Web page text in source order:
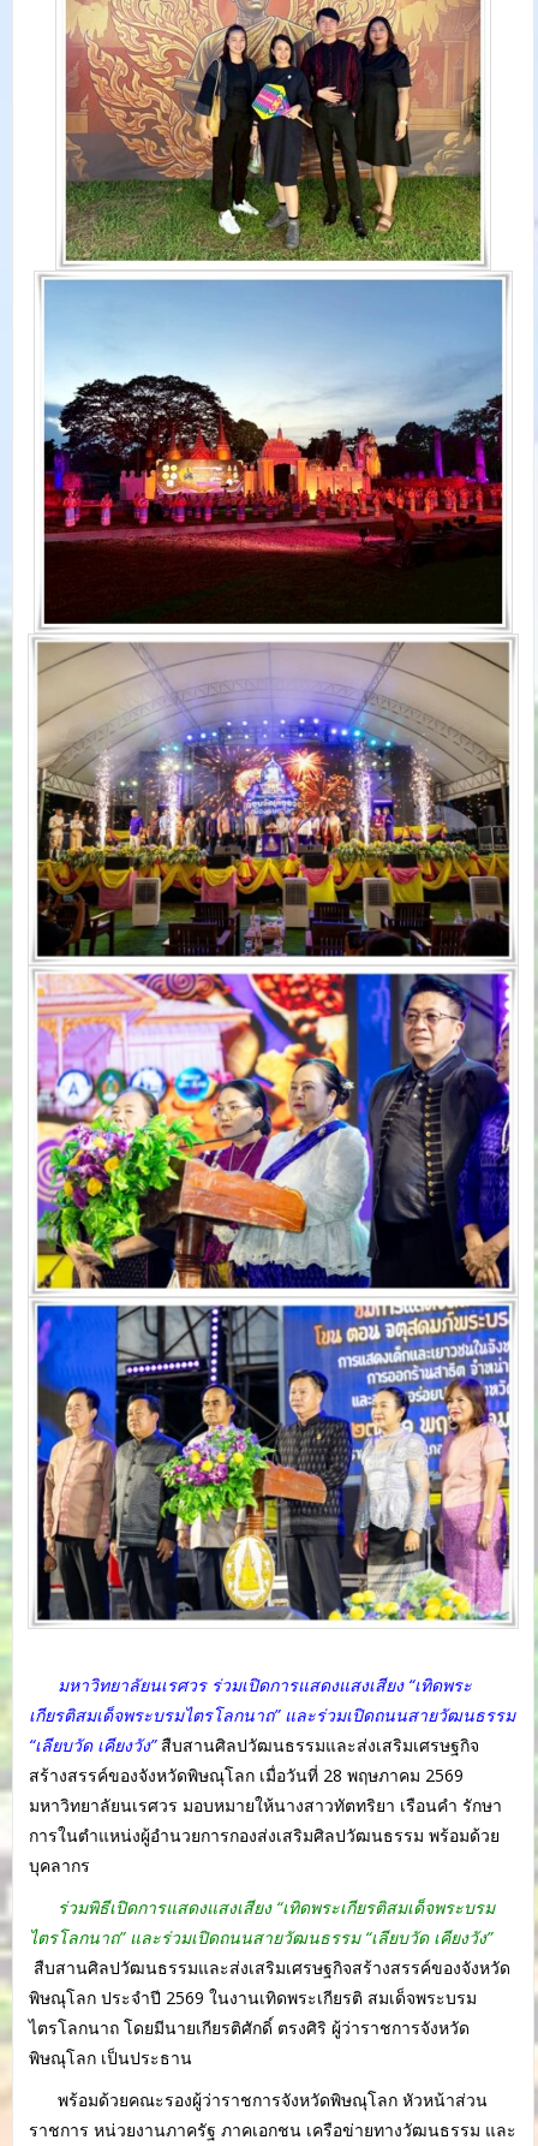
มหาวิทยาลัยนเรศวร ร่วมเปิดการแสดงแสงเสียง “เทิดพระ
เกียรติสมเด็จพระบรมไตรโลกนาถ” และร่วมเปิดถนนสายวัฒนธรรม
“เลียบวัด เคียงวัง”สืบสานศิลปวัฒนธรรมและส่งเสริมเศรษฐกิจ
สร้างสรรค์ของจังหวัดพิษณุโลก เมื่อวันที่ 28 พฤษภาคม 2569
มหาวิทยาลัยนเรศวร มอบหมายให้นางสาวทัตทริยา เรือนคำ รักษา
การในตำแหน่งผู้อำนวยการกองส่งเสริมศิลปวัฒนธรรม พร้อมด้วย
บุคลากร
ร่วมพิธีเปิดการแสดงแสงเสียง “เทิดพระเกียรติสมเด็จพระบรม
ไตรโลกนาถ” และร่วมเปิดถนนสายวัฒนธรรม “เลียบวัด เคียงวัง”
สืบสานศิลปวัฒนธรรมและส่งเสริมเศรษฐกิจสร้างสรรค์ของจังหวัด
พิษณุโลก ประจำปี 2569 ในงานเทิดพระเกียรติ สมเด็จพระบรม
ไตรโลกนาถ โดยมีนายเกียรติศักดิ์ ตรงศิริ ผู้ว่าราชการจังหวัด
พิษณุโลก เป็นประธาน
พร้อมด้วยคณะรองผู้ว่าราชการจังหวัดพิษณุโลก หัวหน้าส่วน
ราชการ หน่วยงานภาครัฐ ภาคเอกชน เครือข่ายทางวัฒนธรรม และ